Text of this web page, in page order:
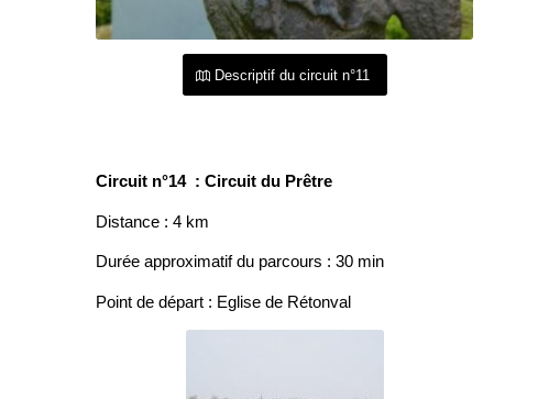
Descriptif du circuit n°11
Circuit n°14 : Circuit du Prêtre
Distance : 4 km
Durée approximatif du parcours : 30 min
Point de départ : Eglise de Rétonval